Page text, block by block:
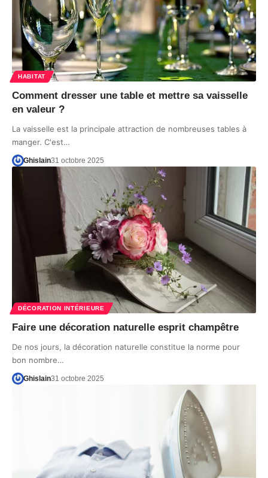
HABITAT
Comment dresser une table et mettre sa vaisselle
en valeur ?
La vaisselle est la principale attraction de nombreuses tables à
manger. C'est…
Ghislain31 octobre 2025
DÉCORATION INTÉRIEURE
Faire une décoration naturelle esprit champêtre
De nos jours, la décoration naturelle constitue la norme pour
bon nombre…
Ghislain31 octobre 2025